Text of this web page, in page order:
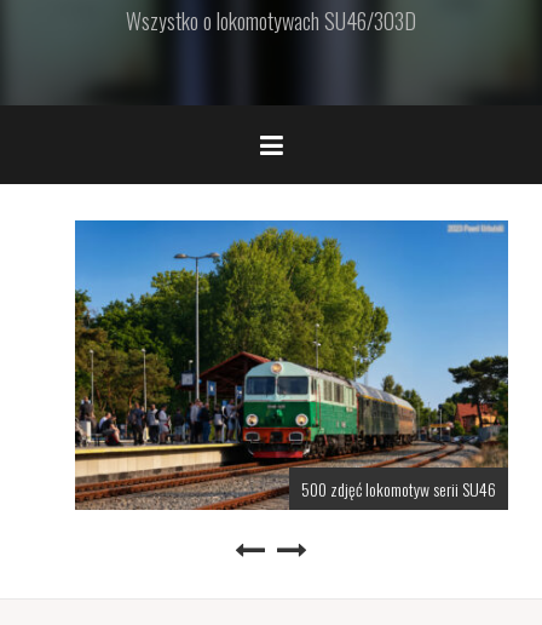
Wszystko o lokomotywach SU46/303D
500 zdjęć lokomotyw serii SU46